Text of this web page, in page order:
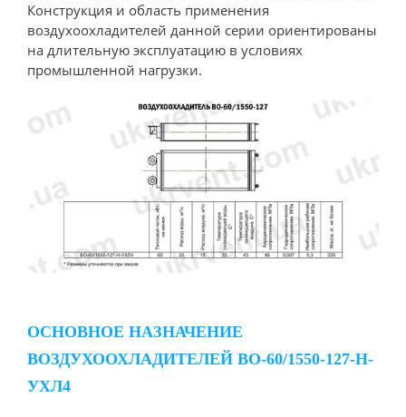
Конструкция и область применения
воздухоохладителей данной серии ориентированы
на длительную эксплуатацию в условиях
промышленной нагрузки.
ОСНОВНОЕ НАЗНАЧЕНИЕ
ВОЗДУХООХЛАДИТЕЛЕЙ ВО-60/1550-127-Н-
УХЛ4